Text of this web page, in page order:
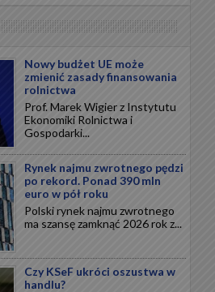
Nowy budżet UE może
zmienić zasady finansowania
rolnictwa
Prof. Marek Wigier z Instytutu
Ekonomiki Rolnictwa i
Gospodarki...
Rynek najmu zwrotnego pędzi
po rekord. Ponad 390 mln
euro w pół roku
Polski rynek najmu zwrotnego
ma szansę zamknąć 2026 rok z...
Czy KSeF ukróci oszustwa w
handlu?